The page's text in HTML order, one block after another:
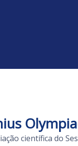
científica do